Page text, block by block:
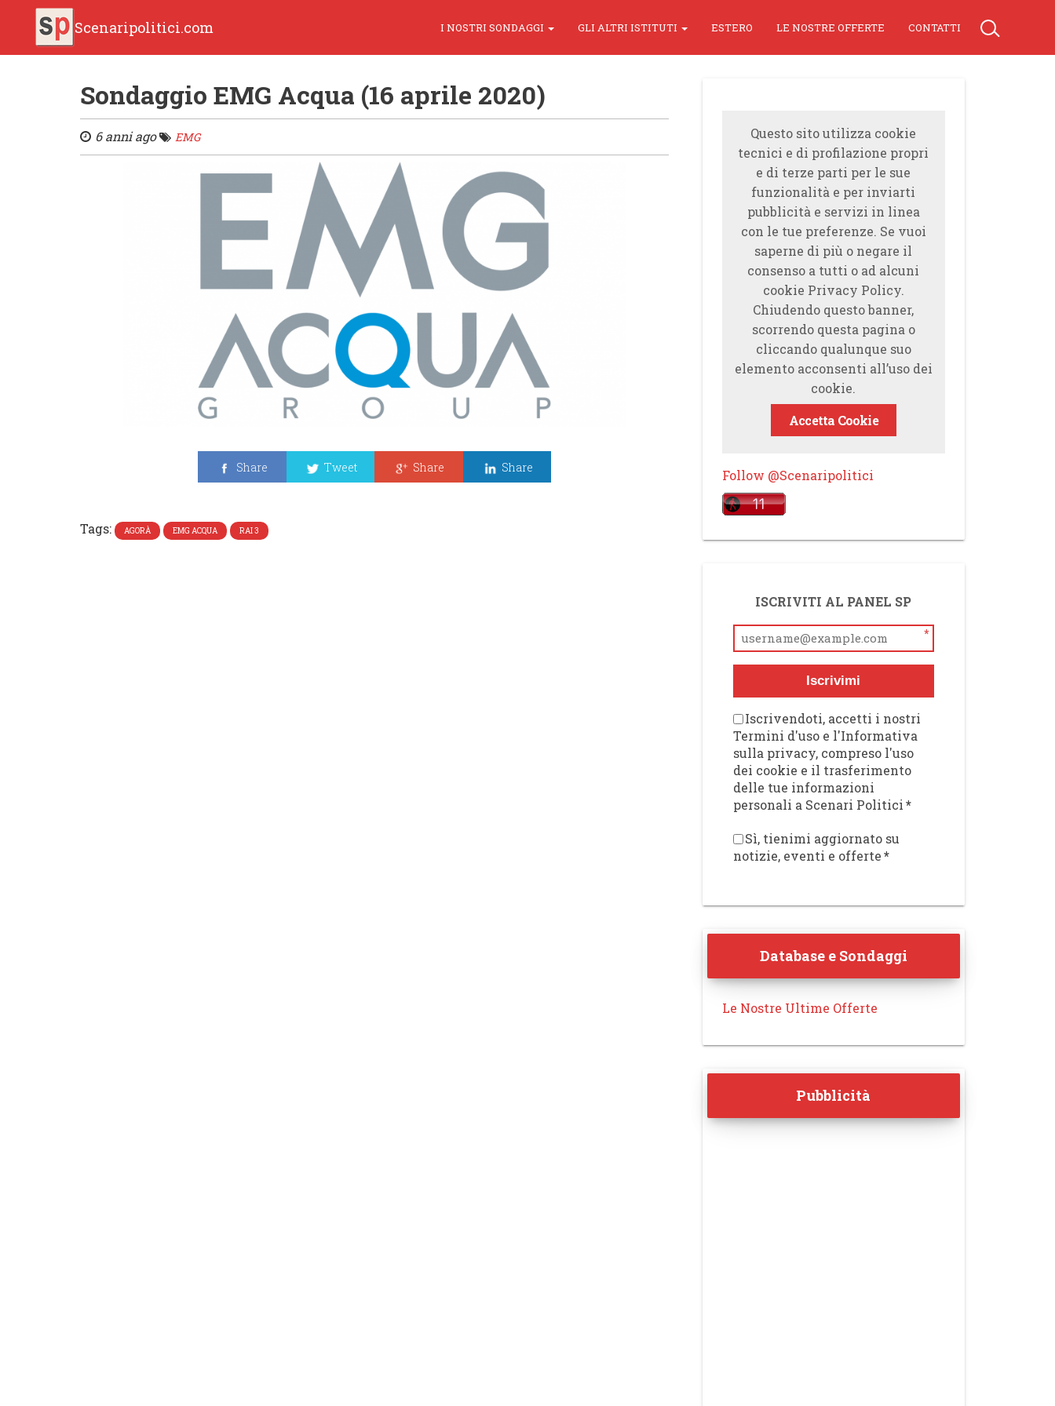
Scenaripolitici.com I NOSTRI SONDAGGI GLI ALTRI ISTITUTI ESTERO LE NOSTRE OFFERTE CONTATTI
Sondaggio EMG Acqua (16 aprile 2020)
6 anni ago EMG
Share Tweet Share Share
Tags: AGORÀ EMG ACQUA RAI 3
Questo sito utilizza cookie
tecnici e di profilazione propri
e di terze parti per le sue
funzionalità e per inviarti
pubblicità e servizi in linea
con le tue preferenze. Se vuoi
saperne di più o negare il
consenso a tutti o ad alcuni
cookie Privacy Policy.
Chiudendo questo banner,
scorrendo questa pagina o
cliccando qualunque suo
elemento acconsenti all’uso dei
cookie.
Accetta Cookie
Follow @Scenaripolitici
ISCRIVITI AL PANEL SP
*
Iscrivimi
Iscrivendoti, accetti i nostri
Termini d'uso e l'Informativa
sulla privacy, compreso l'uso
dei cookie e il trasferimento
delle tue informazioni
personali a Scenari Politici*
Sì, tienimi aggiornato su
notizie, eventi e offerte*
Database e Sondaggi
Le Nostre Ultime Offerte
Pubblicità